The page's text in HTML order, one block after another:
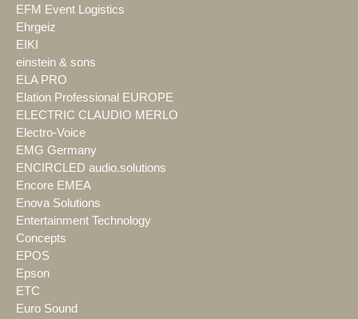
EFM Event Logistics
Ehrgeiz
EIKI
einstein & sons
ELA PRO
Elation Professional EUROPE
ELECTRIC CLAUDIO MERLO
Electro-Voice
EMG Germany
ENCIRCLED audio.solutions
Encore EMEA
Enova Solutions
Entertainment Technology
Concepts
EPOS
Epson
ETC
Euro Sound